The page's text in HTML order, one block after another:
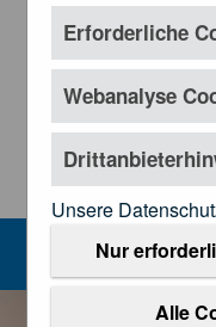
Erforderliche
Webanalyse
Unsere
Nur
Alle
Zu den
Home
MENU